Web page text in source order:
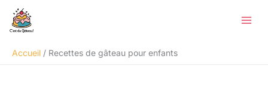
Accueil
Recettes de gâteau pour enfants
Rechercher